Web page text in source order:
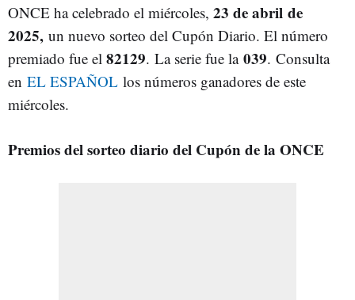
ONCE ha celebrado el miércoles, 23 de abril de
2025, un nuevo sorteo del Cupón Diario. El número
premiado fue el 82129. La serie fue la 039. Consulta
en EL ESPAÑOL los números ganadores de este
miércoles.
Premios del sorteo diario del Cupón de la ONCE